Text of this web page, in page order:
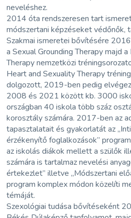
neveléshez.
2014 óta rendszeresen tart
módszertani képzéseket védőnők,
Szakmai ismeretei bővítésére
a Sexual Grounding Therapy majd
Therapy nemzetközi
Heart and Sexuality Therapy
dolgozott, 2019-ben pedig
2008 és 2021 között kb. 3000
országban 40 iskola több száz
korosztály számára. 2017-ben az
tapasztalatait és gyakorlatát az
érzékenyítő foglalkozások”
az iskolás diákok mellett a szülők
számára is tartalmaz nevelési
értekezlet” illetve „Módszertani
program komplex módon közelíti
témáját.
Szexológiai tudása bővítéseként